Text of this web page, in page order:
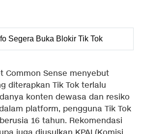
Segera Buka Blokir Tik Tok
Common Sense menyebut
diterapkan Tik Tok terlalu
konten dewasa dan resiko
platform, pengguna Tik Tok
16 tahun. Rekomendasi